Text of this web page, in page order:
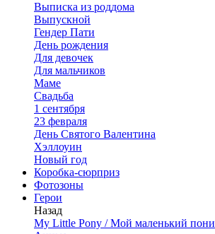
Выписка из роддома
Выпускной
Гендер Пати
День рождения
Для девочек
Для мальчиков
Маме
Свадьба
1 сентября
23 февраля
День Святого Валентина
Хэллоуин
Новый год
Коробка-сюрприз
Фотозоны
Герои
Назад
My Little Pony / Мой маленький пони